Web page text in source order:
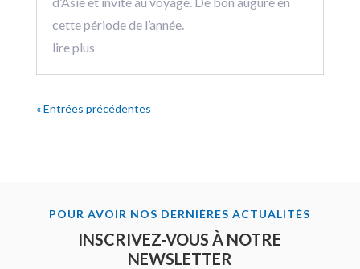
cette période de l’année.
lire plus
« Entrées précédentes
POUR AVOIR NOS DERNIÈRES ACTUALITÉS
INSCRIVEZ-VOUS À NOTRE
NEWSLETTER